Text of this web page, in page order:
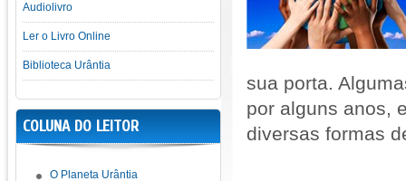
sua porta.
por alguns anos,
diversas formas
Audiolivro
Ler o Livro Online
Biblioteca Urântia
COLUNA DO LEITOR
O Planeta Urântia